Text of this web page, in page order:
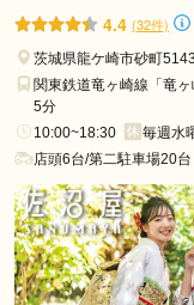
4.4 (32件)
茨城県龍ケ崎市砂町5143
関東鉄道竜ヶ崎線「竜
5分
10:00~18:30
毎週水
店頭6台/第二駐車場20台